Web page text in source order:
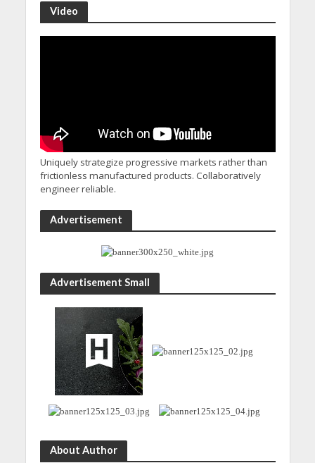
Video
Uniquely strategize progressive markets rather than
frictionless manufactured products. Collaboratively
engineer reliable.
Advertisement
Advertisement Small
About Author